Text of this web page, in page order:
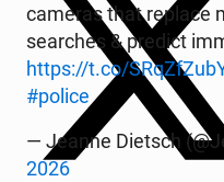
cameras that replace
se­ar­ches & predict
https://t.co/
#police
— Jeanne Dietsch
2026